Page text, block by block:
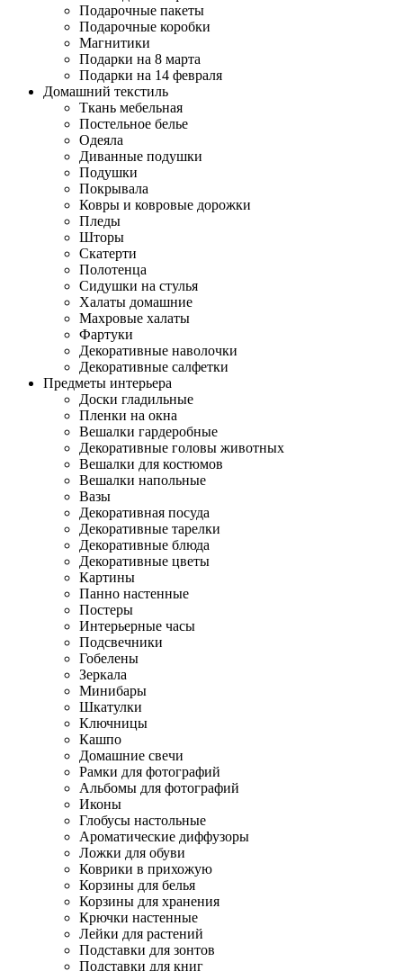
Подарочные пакеты
Подарочные коробки
Магнитики
Подарки на 8 марта
Подарки на 14 февраля
Домашний текстиль
Ткань мебельная
Постельное белье
Одеяла
Диванные подушки
Подушки
Покрывала
Ковры и ковровые дорожки
Пледы
Шторы
Скатерти
Полотенца
Сидушки на стулья
Халаты домашние
Махровые халаты
Фартуки
Декоративные наволочки
Декоративные салфетки
Предметы интерьера
Доски гладильные
Пленки на окна
Вешалки гардеробные
Декоративные головы животных
Вешалки для костюмов
Вешалки напольные
Вазы
Декоративная посуда
Декоративные тарелки
Декоративные блюда
Декоративные цветы
Картины
Панно настенные
Постеры
Интерьерные часы
Подсвечники
Гобелены
Зеркала
Минибары
Шкатулки
Ключницы
Кашпо
Домашние свечи
Рамки для фотографий
Альбомы для фотографий
Иконы
Глобусы настольные
Ароматические диффузоры
Ложки для обуви
Коврики в прихожую
Корзины для белья
Корзины для хранения
Крючки настенные
Лейки для растений
Подставки для зонтов
Подставки для книг